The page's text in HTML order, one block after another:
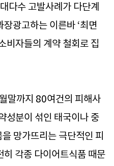
다수 고발사례가 다단계
광고하는 이른바 ‘최면
비자들의 계약 철회로 집
말까지 80여건의 피해사
성분이 섞인 태국이나 중
망가뜨리는 극단적인 피
각종 다이어트식품 때문